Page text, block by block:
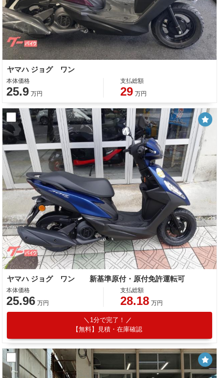
ヤマハ ジョグ ワン
本体価格
25.9 万円
支払総額
29 万円
ヤマハ ジョグ ワン 新基準原付・原付免許運転可
本体価格
25.96 万円
支払総額
28.18 万円
1分で完了！
【無料】見積・在庫確認